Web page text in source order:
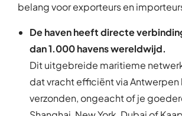
belang voor exporteurs en
De haven heeft directe
dan 1.000 havens wereldwijd.
Dit uitgebreide maritieme
dat vracht efficiënt via Antwerpen
verzonden, ongeacht of je